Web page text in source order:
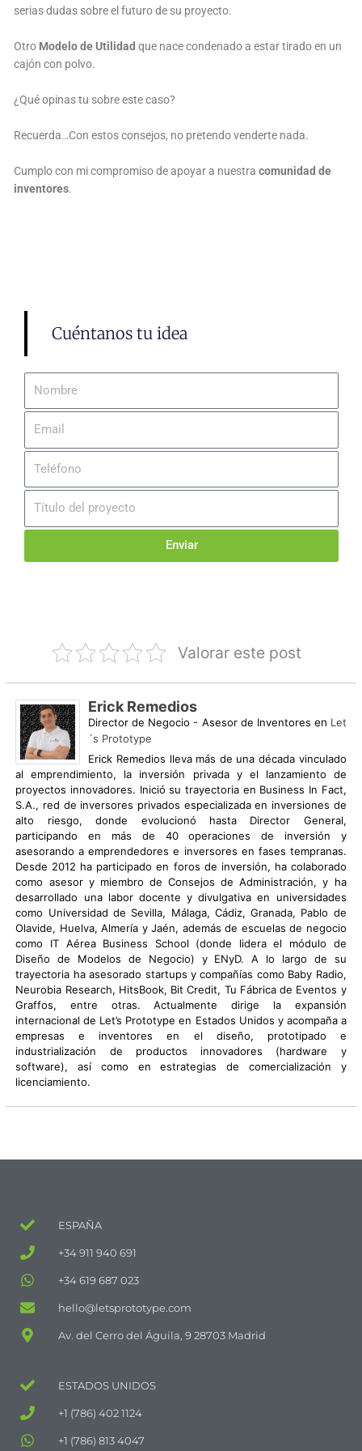
serias dudas sobre el futuro de su proyecto.
Otro Modelo de Utilidad que nace condenado a estar tirado en un
cajón con polvo.
¿Qué opinas tu sobre este caso?
Recuerda…Con estos consejos, no pretendo venderte nada.
Cumplo con mi compromiso de apoyar a nuestracomunidad de
inventores.
Cuéntanos tu idea
Enviar
Valorar este post
Erick Remedios
Director de Negocio - Asesor de Inventores en Let
´s Prototype
Erick Remedios lleva más de una década vinculado
al emprendimiento, la inversión privada y el lanzamiento de
proyectos innovadores. Inició su trayectoria en Business In Fact,
S.A., red de inversores privados especializada en inversiones de
alto riesgo, donde evolucionó hasta Director General,
participando en más de 40 operaciones de inversión y
asesorando a emprendedores e inversores en fases tempranas.
Desde 2012 ha participado en foros de inversión, ha colaborado
como asesor y miembro de Consejos de Administración, y ha
desarrollado una labor docente y divulgativa en universidades
como Universidad de Sevilla, Málaga, Cádiz, Granada, Pablo de
Olavide, Huelva, Almería y Jaén, además de escuelas de negocio
como IT Aérea Business School (donde lidera el módulo de
Diseño de Modelos de Negocio) y ENyD. A lo largo de su
trayectoria ha asesorado startups y compañías como Baby Radio,
Neurobia Research, HitsBook, Bit Credit, Tu Fábrica de Eventos y
Graffos, entre otras. Actualmente dirige la expansión
internacional de Let’s Prototype en Estados Unidos y acompaña a
empresas e inventores en el diseño, prototipado e
industrialización de productos innovadores (hardware y
software), así como en estrategias de comercialización y
licenciamiento.
ESPAÑA
+34 911 940 691
+34 619 687 023
hello@letsprototype.com
Av. del Cerro del Águila, 9 28703 Madrid
ESTADOS UNIDOS
+1 (786) 402 1124
+1 (786) 813 4047